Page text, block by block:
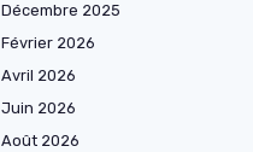
Décembre 2025
Février 2026
Avril 2026
Juin 2026
Août 2026